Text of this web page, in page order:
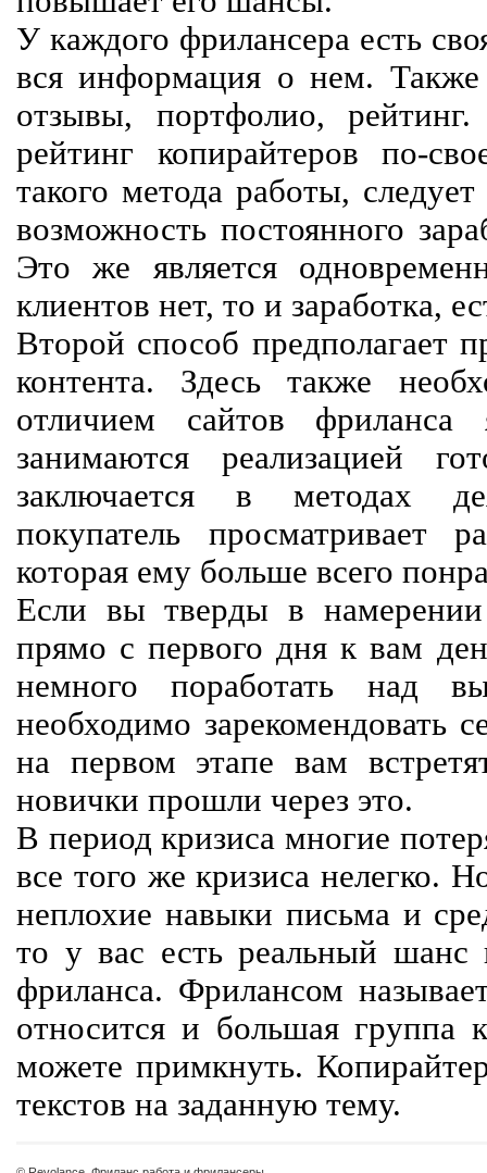
У каждого фрилансера есть
вся информация о нем. Также
отзывы, портфолио,
рейтинг копирайтеров по-
такого метода работы,
возможность постоянного
Это же является
клиентов нет, то и заработка,
Второй способ предполагает
контента. Здесь также
отличием сайтов
занимаются реализацией
заключается в методах
покупатель просматривает
которая ему больше всего
Если вы тверды в
прямо с первого дня к вам
немного поработать над
необходимо зарекомендовать
на первом этапе вам
новички прошли через это.
В период кризиса многие
все того же кризиса нелегко.
неплохие навыки письма и
то у вас есть реальный шанс
фриланса. Фрилансом
относится и большая группа
можете примкнуть.
текстов на заданную тему.